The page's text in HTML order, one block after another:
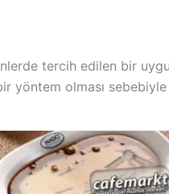
tercih edilen bir
yöntem olması